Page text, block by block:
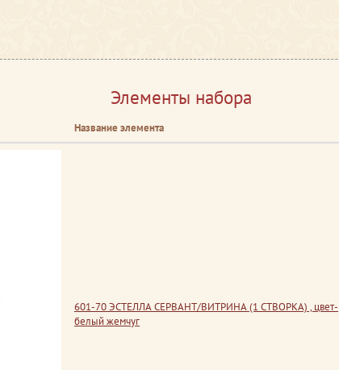
Элементы набора
Название элемента
601-70 ЭСТЕЛЛА СЕРВАНТ/ВИТРИНА (1 СТВОРКА) , цвет-
белый жемчуг